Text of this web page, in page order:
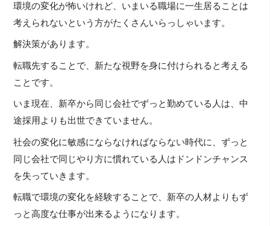
環境の変化が怖いけれど、いまいる職場に一生居ることは
考えられないという方がたくさんいらっしゃいます。
解決策があります。
転職先することで、新たな視野を身に付けられると考える
ことです。
いま現在、新卒から同じ会社でずっと勤めている人は、中
途採用よりも出世できていません。
社会の変化に敏感にならなければならない時代に、ずっと
同じ会社で同じやり方に慣れている人はドンドンチャンス
を失っていきます。
転職で環境の変化を経験することで、新卒の人材よりもず
っと高度な仕事が出来るようになります。